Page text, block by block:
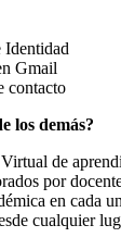
Identidad
Gmail
contacto
los demás?
de
por
en cada
cualquier